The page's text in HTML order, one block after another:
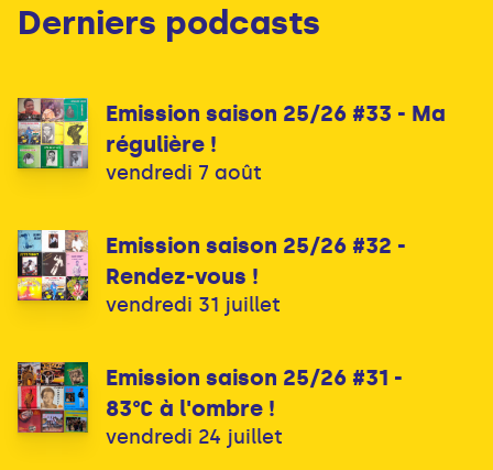
Derniers podcasts
Emission saison 25/26 #33 - Ma
régulière !
vendredi 7 août
Emission saison 25/26 #32 -
Rendez-vous !
vendredi 31 juillet
Emission saison 25/26 #31 -
83°C à l'ombre !
vendredi 24 juillet